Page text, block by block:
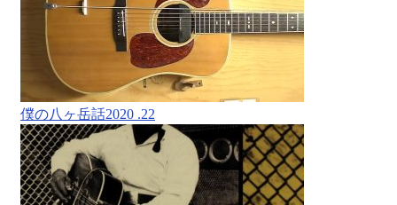
僕の八ヶ岳話2020 .22